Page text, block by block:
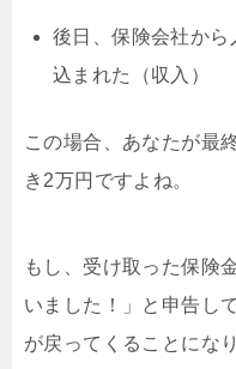
後日、保険会社から
込まれた（収入）
この場合、あなたが最
き2万円ですよね。
もし、受け取った保険
いました！」と申告し
が戻ってくることにな